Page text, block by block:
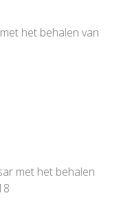
het behalen van
met het behalen